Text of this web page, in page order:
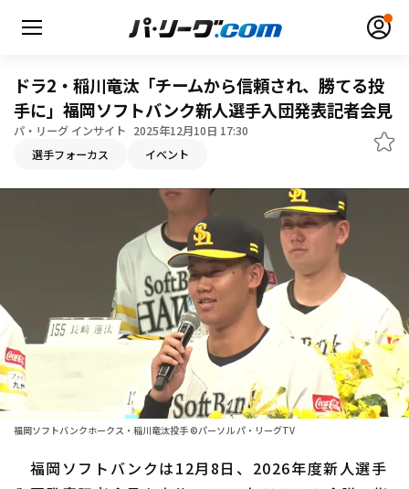
順位表･成績
ファーム東地区
選手名鑑トップ
北海道日本ハムファイターズ
ニュース
ドラ2・稲川竜汰「チームから信頼され、勝てる投
手に」福岡ソフトバンク新人選手入団発表記者会見
パ・リーグ インサイト 2025年12月10日 17:30
選手フォーカス イベント
福岡ソフトバンクホークス・稲川竜汰投手 ©パーソル パ・リーグTV
福岡ソフトバンクは12月8日、2026年度新人選手